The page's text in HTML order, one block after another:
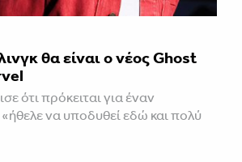
θα είναι ο νέος Ghost
ότι πρόκειται για έναν
να υποδυθεί εδώ και πολύ